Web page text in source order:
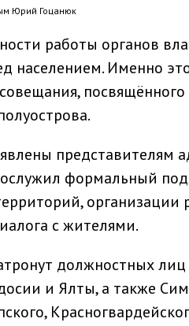
Юрий Гоцанюк
работы органов
населением. Именно
представителям
формальный
с жителями.
должностных
и Ялты, а также